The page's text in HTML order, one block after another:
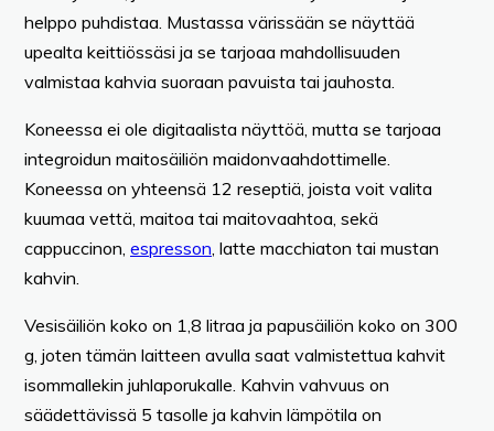
helppo puhdistaa. Mustassa värissään se näyttää
upealta keittiössäsi ja se tarjoaa mahdollisuuden
valmistaa kahvia suoraan pavuista tai jauhosta.
Koneessa ei ole digitaalista näyttöä, mutta se tarjoaa
integroidun maitosäiliön maidonvaahdottimelle.
Koneessa on yhteensä 12 reseptiä, joista voit valita
kuumaa vettä, maitoa tai maitovaahtoa, sekä
cappuccinon, espresson , latte macchiaton tai mustan
kahvin.
Vesisäiliön koko on 1,8 litraa ja papusäiliön koko on 300
g, joten tämän laitteen avulla saat valmistettua kahvit
isommallekin juhlaporukalle. Kahvin vahvuus on
säädettävissä 5 tasolle ja kahvin lämpötila on